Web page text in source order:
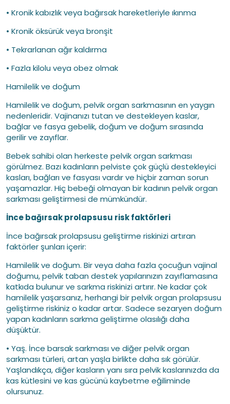
• Kronik kabızlık veya bağırsak hareketleriyle ıkınma
• Kronik öksürük veya bronşit
• Tekrarlanan ağır kaldırma
• Fazla kilolu veya obez olmak
Hamilelik ve doğum
Hamilelik ve doğum, pelvik organ sarkmasının en yaygın
nedenleridir. Vajinanızı tutan ve destekleyen kaslar,
bağlar ve fasya gebelik, doğum ve doğum sırasında
gerilir ve zayıflar.
Bebek sahibi olan herkeste pelvik organ sarkması
görülmez. Bazı kadınların pelviste çok güçlü destekleyici
kasları, bağları ve fasyası vardır ve hiçbir zaman sorun
yaşamazlar. Hiç bebeği olmayan bir kadının pelvik organ
sarkması geliştirmesi de mümkündür.
İnce bağırsak prolapsusu risk faktörleri
İnce bağırsak prolapsusu geliştirme riskinizi artıran
faktörler şunları içerir:
Hamilelik ve doğum. Bir veya daha fazla çocuğun vajinal
doğumu, pelvik taban destek yapılarınızın zayıflamasına
katkıda bulunur ve sarkma riskinizi artırır. Ne kadar çok
hamilelik yaşarsanız, herhangi bir pelvik organ prolapsusu
geliştirme riskiniz o kadar artar. Sadece sezaryen doğum
yapan kadınların sarkma geliştirme olasılığı daha
düşüktür.
• Yaş. İnce barsak sarkması ve diğer pelvik organ
sarkması türleri, artan yaşla birlikte daha sık görülür.
Yaşlandıkça, diğer kasların yanı sıra pelvik kaslarınızda da
kas kütlesini ve kas gücünü kaybetme eğiliminde
olursunuz.